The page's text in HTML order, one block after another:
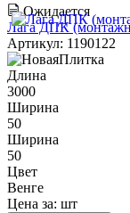
Ожидается
Лага ДПК
Артикул: 1190122
Длина
3000
Ширина
50
Ширина
50
Цвет
Венге
Цена за: шт